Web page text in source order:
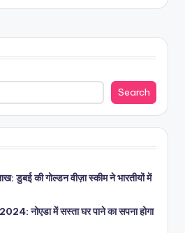
Search
डुबई की गोल्डन वीज़ा स्कीम ने भारतीयों में
नोएडा में सस्ता घर पाने का सपना होगा